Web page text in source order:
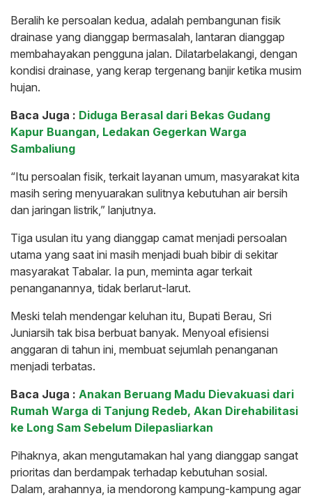
Beralih ke persoalan kedua, adalah pembangunan fisik
drainase yang dianggap bermasalah, lantaran dianggap
membahayakan pengguna jalan. Dilatarbelakangi, dengan
kondisi drainase, yang kerap tergenang banjir ketika musim
hujan.
Baca Juga : Diduga Berasal dari Bekas Gudang
Kapur Buangan, Ledakan Gegerkan Warga
Sambaliung
“Itu persoalan fisik, terkait layanan umum, masyarakat kita
masih sering menyuarakan sulitnya kebutuhan air bersih
dan jaringan listrik,” lanjutnya.
Tiga usulan itu yang dianggap camat menjadi persoalan
utama yang saat ini masih menjadi buah bibir di sekitar
masyarakat Tabalar. Ia pun, meminta agar terkait
penanganannya, tidak berlarut-larut.
Meski telah mendengar keluhan itu, Bupati Berau, Sri
Juniarsih tak bisa berbuat banyak. Menyoal efisiensi
anggaran di tahun ini, membuat sejumlah penanganan
menjadi terbatas.
Baca Juga : Anakan Beruang Madu Dievakuasi dari
Rumah Warga di Tanjung Redeb, Akan Direhabilitasi
ke Long Sam Sebelum Dilepasliarkan
Pihaknya, akan mengutamakan hal yang dianggap sangat
prioritas dan berdampak terhadap kebutuhan sosial.
Dalam, arahannya, ia mendorong kampung-kampung agar